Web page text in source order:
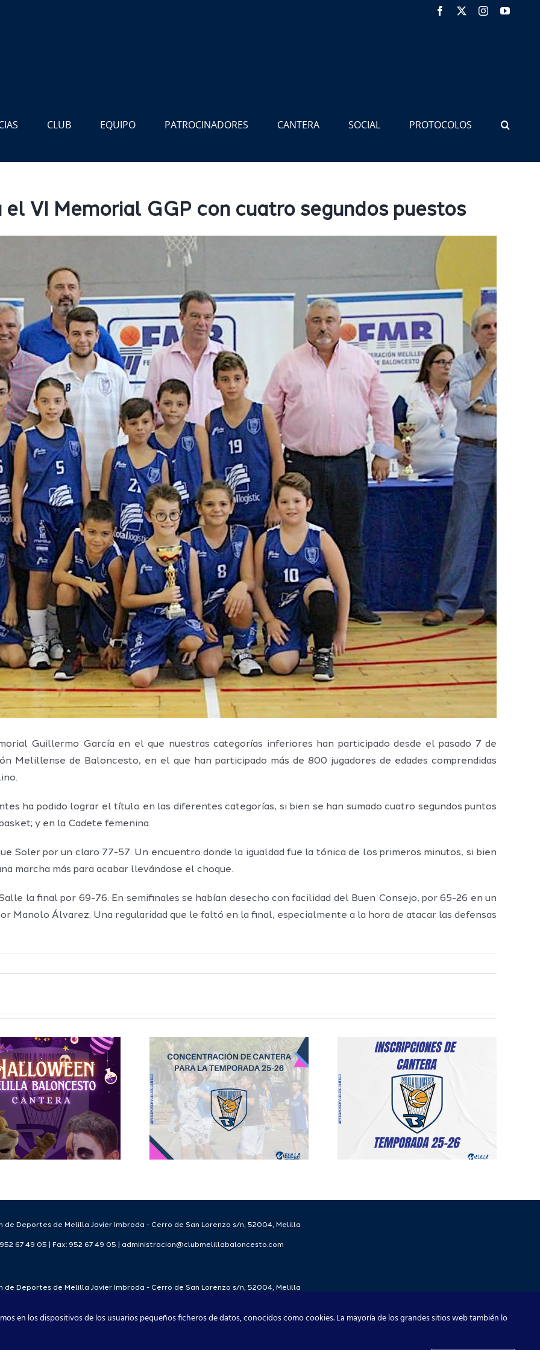
Facebook Instagram
CLUB EQUIPO PATROCINADORES CANTERA SOCIAL PROTOCOLOS
el VI Memorial GGP con cuatro segundos puestos
Guillermo García en el que nuestras categorías inferiores han participado desde el pasado 7 de
Melillense de Baloncesto, en el que han participado más de 800 jugadores de edades comprendidas
ha podido lograr el título en las diferentes categorías, si bien se han sumado cuatro segundos puntos
y en la Cadete femenina.
Soler por un claro 77-57. Un encuentro donde la igualdad fue la tónica de los primeros minutos, si bien
marcha más para acabar llevándose el choque.
la final por 69-76. En semifinales se habían desecho con facilidad del Buen Consejo, por 65-26 en un
Manolo Álvarez. Una regularidad que le faltó en la final, especialmente a la hora de atacar las defensas
de jugadores
para la cantera
del Club Melilla
Baloncesto
Temporada 25-
las categorías
inferiores del
Club Melilla
Baloncesto
Temporada
de Deportes de Melilla Javier Imbroda - Cerro de San Lorenzo s/n, 52004, Melilla
952 67 49 05 | Fax: 952 67 49 05 | administracion@clubmelillabaloncesto.com
de Deportes de Melilla Javier Imbroda - Cerro de San Lorenzo s/n, 52004, Melilla
en los dispositivos de los usuarios pequeños ficheros de datos, conocidos como cookies. La mayoría de los grandes sitios web también lo